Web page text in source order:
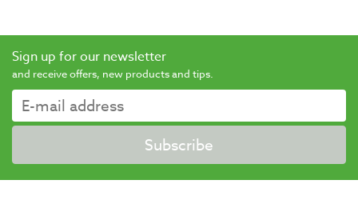
Sign up for our newsletter
and receive offers, new products and tips.
Subscribe